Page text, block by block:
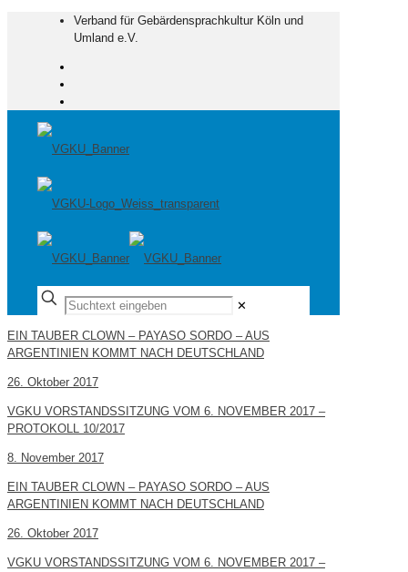
Verband für Gebärdensprachkultur Köln und
Umland e.V.
✕
EIN TAUBER CLOWN – PAYASO SORDO – AUS
ARGENTINIEN KOMMT NACH DEUTSCHLAND
26. Oktober 2017
VGKU VORSTANDSSITZUNG VOM 6. NOVEMBER 2017 –
PROTOKOLL 10/2017
8. November 2017
EIN TAUBER CLOWN – PAYASO SORDO – AUS
ARGENTINIEN KOMMT NACH DEUTSCHLAND
26. Oktober 2017
VGKU VORSTANDSSITZUNG VOM 6. NOVEMBER 2017 –